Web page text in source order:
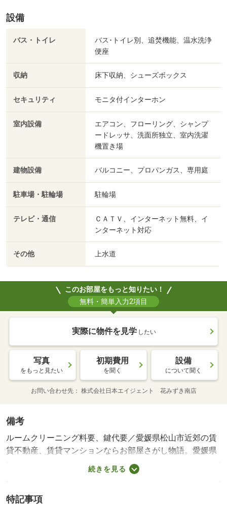
設備
バス・トイレ
バス･トイレ別、追焚機能、温水洗浄
便座
収納 床下収納、シューズボックス
セキュリティ モニタ付インターホン
室内設備
エアコン、フローリング、シャンプ
ードレッサ、洗面所独立、室内洗濯
機置き場
建物設備 バルコニー、プロパンガス、専用庭
駐車場・駐輪場 駐輪場
テレビ・通信
ＣＡＴＶ、インターネット無料、イ
ンターネット対応
その他 上水道
このお部屋をもっと知りたい！
無料・簡単入力2項目
実際に物件を見学 したい
写真
をもっと見たい
初期費用
を聞く
設備
について聞く
お問い合わせ先 株式会社日本エイジェント 花みずき南店
備考
ルームクリーニング料要、鍵代要／愛媛県松山市近郊の賃
貸不動産、賃貸マンションならお部屋さがし物語。愛媛県
下ナンバーワンの情報量で、あなたにあった賃貸不動産、
賃貸マンションがきっと見つかります。 【設備・特記事
続きを見る
特記事項